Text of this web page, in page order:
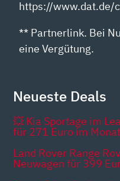
https://www.dat.de/
** Partnerlink. Bei
eine Vergütung.
Neueste Deals
💥 Kia Sportage im
für 271 Euro im
Land Rover Range
Neuwagen für 399